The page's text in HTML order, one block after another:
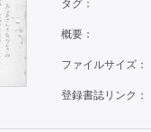
タグ：
概要：
ファイルサイズ：
登録書誌リンク：